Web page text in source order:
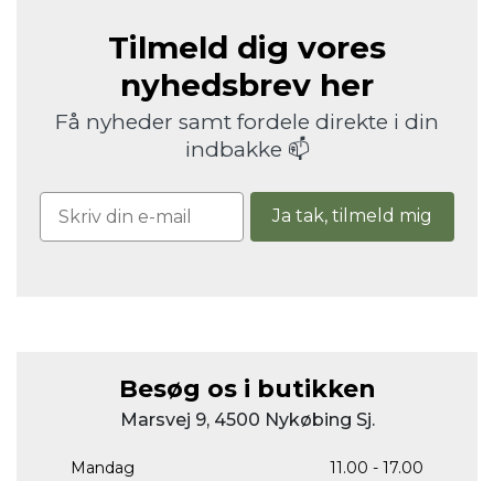
Tilmeld dig vores
nyhedsbrev her
Få nyheder samt fordele direkte i din
indbakke 📫
Ja tak, tilmeld mig
Besøg os i butikken
Marsvej 9, 4500 Nykøbing Sj.
Mandag
11.00 - 17.00